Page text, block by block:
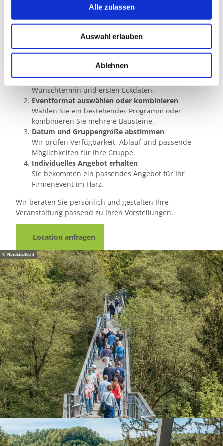
Alle zulassen
Auswahl erlauben
Ablehnen
kombinieren möchten
So planen Sie Ihre Veranstaltung mit
HarzVenture
Kontakt aufnehmen
Senden Sie uns Ihre Anfrage mit Anlass,
Wunschtermin und ersten Eckdaten.
Eventformat auswählen oder kombinieren
Wählen Sie ein bestehendes Programm oder
kombinieren Sie mehrere Bausteine.
Datum und Gruppengröße abstimmen
Wir prüfen Verfügbarkeit, Ablauf und passende
Möglichkeiten für Ihre Gruppe.
Individuelles Angebot erhalten
Sie bekommen ein passendes Angebot für Ihr
Firmenevent im Harz.
Wir beraten Sie persönlich und gestalten Ihre
Veranstaltung passend zu Ihren Vorstellungen.
Location anfragen
© Nordstadtlicht